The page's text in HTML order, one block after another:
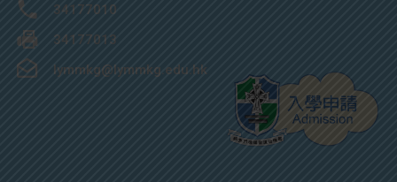
34177010
34177013
lymmkg@lymmkg.edu.hk